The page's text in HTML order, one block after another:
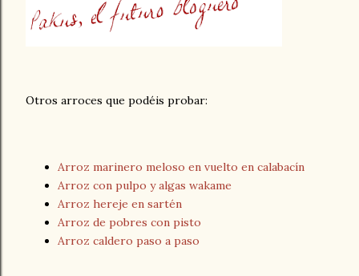
Otros arroces que podéis probar:
Arroz marinero meloso en vuelto en calabacín
Arroz con pulpo y algas wakame
Arroz hereje en sartén
Arroz de pobres con pisto
Arroz caldero paso a paso